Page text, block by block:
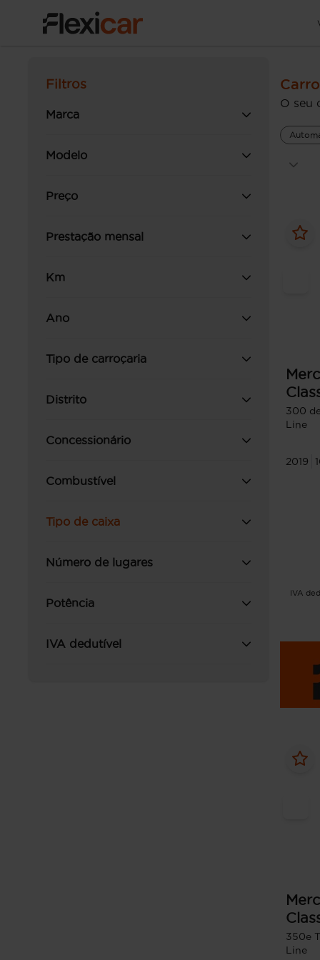
Filtros
Marca
Modelo
Preço
Prestação mensal
Km
Ano
Tipo de carroçaria
Distrito
Concessionário
Combustível
Tipo de caixa
Número de lugares
Potência
IVA dedutível
O seu
300
Line
2019
IVA
350e
Line